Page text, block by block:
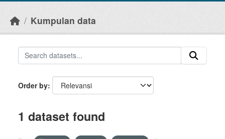
Kumpulan data
Order by
1 dataset found